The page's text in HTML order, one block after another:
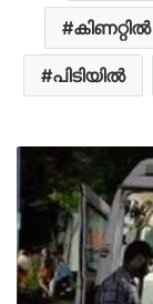
കിണറ്റില്‍
പിടിയിൽ